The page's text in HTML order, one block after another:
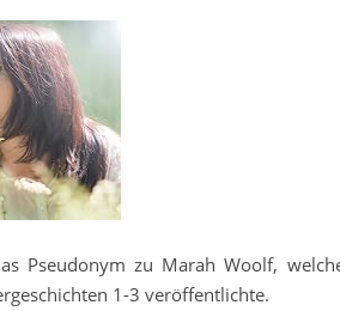
Pseudonym zu Marah Woolf,
1-3 veröffentlichte.